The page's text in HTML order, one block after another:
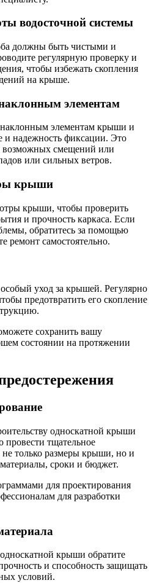
водосточной системы
должны быть чистыми и
регулярную проверку и
чтобы избежать скопления
на крыше.
элементам
элементам крыши и
и надежность фиксации. Это
возможных смещений или
или сильных ветров.
крыши
крыши, чтобы проверить
и прочность каркаса. Если
обратитесь за помощью
ремонт самостоятельно.
уход за крышей. Регулярно
предотвратить его скопление
сохранить вашу
состоянии на протяжении
односкатной крыши
провести тщательное
только размеры крыши, но и
сроки и бюджет.
для проектирования
для разработки
крыши обратите
и способность защищать
условий.